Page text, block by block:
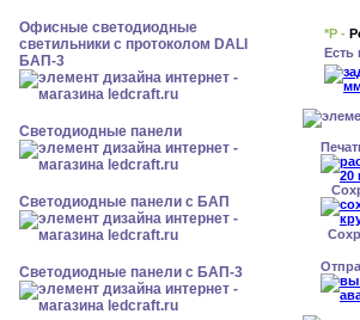
Офисные светодиодные
светильники с протоколом DALI
БАП-3
Cветодиодные панели
Cветодиодные панели с БАП
Cветодиодные панели с БАП-3
*Р -
Есть